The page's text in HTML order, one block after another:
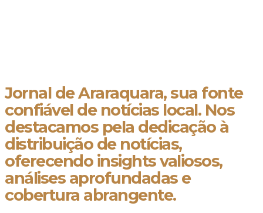
Jornal de Araraquara, sua fonte
confiável de notícias local. Nos
destacamos pela dedicação à
distribuição de notícias,
oferecendo insights valiosos,
análises aprofundadas e
cobertura abrangente.